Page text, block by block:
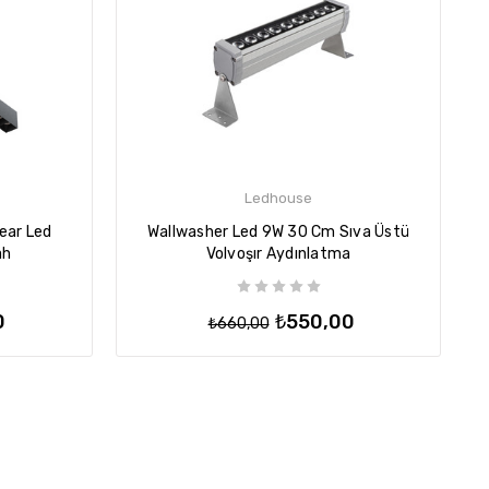
Led
Ledhouse
Wallwasher Led 9W 30 Cm Sıva Üstü
Volvoşır Aydınlatma
₺660,00 ₺550,00